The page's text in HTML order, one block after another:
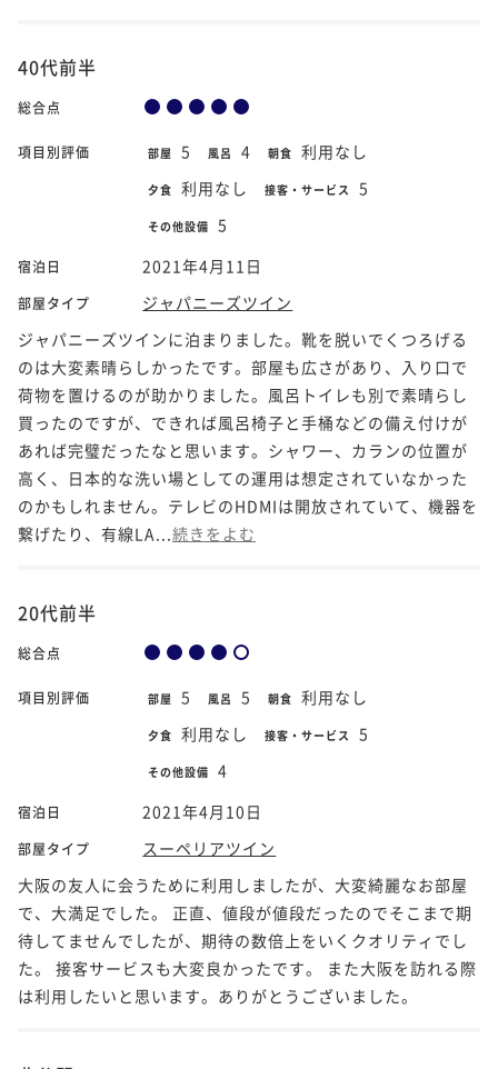
40代前半
総合点
項目別評価 部屋 5 風呂 4 朝食 利用なし
夕食 利用なし 接客・サービス 5
その他設備 5
宿泊日 2021年4月11日
部屋タイプ
ジャパニーズツイン
ジャパニーズツインに泊まりました。靴を脱いでくつろげる
のは大変素晴らしかったです。部屋も広さがあり、入り口で
荷物を置けるのが助かりました。風呂トイレも別で素晴らし
買ったのですが、できれば風呂椅子と手桶などの備え付けが
あれば完璧だったなと思います。シャワー、カランの位置が
高く、日本的な洗い場としての運用は想定されていなかった
のかもしれません。テレビのHDMIは開放されていて、機器を
繋げたり、有線LA... 続きをよむ
20代前半
総合点
項目別評価 部屋 5 風呂 5 朝食 利用なし
夕食 利用なし 接客・サービス 5
その他設備 4
宿泊日 2021年4月10日
部屋タイプ
スーペリアツイン
大阪の友人に会うために利用しましたが、大変綺麗なお部屋
で、大満足でした。 正直、値段が値段だったのでそこまで期
待してませんでしたが、期待の数倍上をいくクオリティでし
た。 接客サービスも大変良かったです。 また大阪を訪れる際
は利用したいと思います。ありがとうございました。